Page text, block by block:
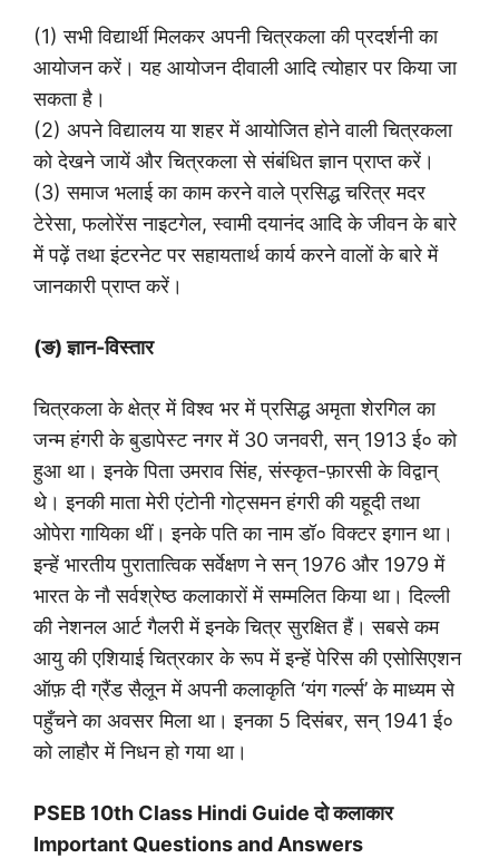
(1) सभी विद्यार्थी मिलकर अपनी चित्रकला की प्रदर्शनी का
आयोजन करें। यह आयोजन दीवाली आदि त्योहार पर किया जा
सकता है।
(2) अपने विद्यालय या शहर में आयोजित होने वाली चित्रकला
को देखने जायें और चित्रकला से संबंधित ज्ञान प्राप्त करें।
(3) समाज भलाई का काम करने वाले प्रसिद्ध चरित्र मदर
टेरेसा, फलोरेंस नाइटगेल, स्वामी दयानंद आदि के जीवन के बारे
में पढ़ें तथा इंटरनेट पर सहायतार्थ कार्य करने वालों के बारे में
जानकारी प्राप्त करें।
(ङ) ज्ञान-विस्तार
चित्रकला के क्षेत्र में विश्व भर में प्रसिद्ध अमृता शेरगिल का
जन्म हंगरी के बुडापेस्ट नगर में 30 जनवरी, सन् 1913 ई० को
हुआ था। इनके पिता उमराव सिंह, संस्कृत-फ़ारसी के विद्वान्
थे। इनकी माता मेरी एंटोनी गोट्समन हंगरी की यहूदी तथा
ओपेरा गायिका थीं। इनके पति का नाम डॉ० विक्टर इगान था।
इन्हें भारतीय पुरातात्विक सर्वेक्षण ने सन् 1976 और 1979 में
भारत के नौ सर्वश्रेष्ठ कलाकारों में सम्मलित किया था। दिल्ली
की नेशनल आर्ट गैलरी में इनके चित्र सुरक्षित हैं। सबसे कम
आयु की एशियाई चित्रकार के रूप में इन्हें पेरिस की एसोसिएशन
ऑफ़ दी ग्रैंड सैलून में अपनी कलाकृति ‘यंग गर्ल्स’ के माध्यम से
पहुँचने का अवसर मिला था। इनका 5 दिसंबर, सन् 1941 ई०
को लाहौर में निधन हो गया था।
PSEB 10th Class Hindi Guide दो कलाकार
Important Questions and Answers